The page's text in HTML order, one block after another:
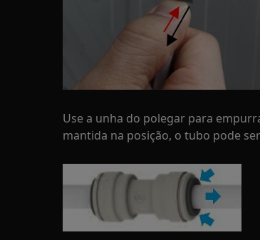
Use a unha do polegar para
mantida na posição, o tubo pode